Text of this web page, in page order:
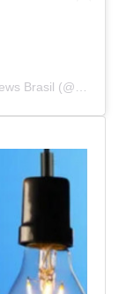
Uma publicação compartilhada por DestakNews Brasil (@destaknewsbrasiloficial)